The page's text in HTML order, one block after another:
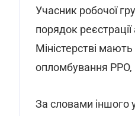
Учасник робочої
порядок
Міністерстві
опломбування РРО,
За словами іншого